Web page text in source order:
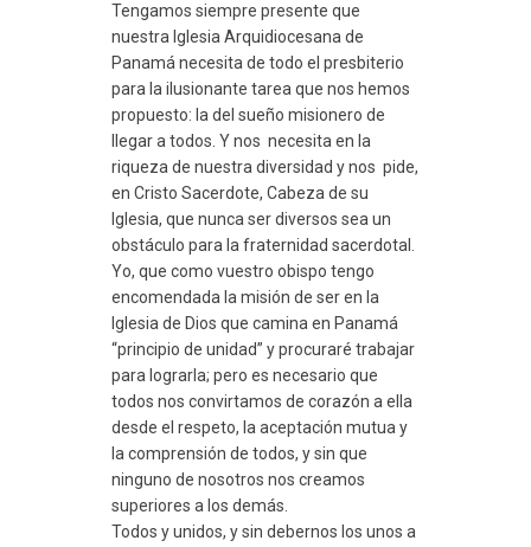
Tengamos siempre presente que
nuestra Iglesia Arquidiocesana de
Panamá necesita de todo el presbiterio
para la ilusionante tarea que nos hemos
propuesto: la del sueño misionero de
llegar a todos. Y nos necesita en la
riqueza de nuestra diversidad y nos pide,
en Cristo Sacerdote, Cabeza de su
Iglesia, que nunca ser diversos sea un
obstáculo para la fraternidad sacerdotal.
Yo, que como vuestro obispo tengo
encomendada la misión de ser en la
Iglesia de Dios que camina en Panamá
“principio de unidad” y procuraré trabajar
para lograrla; pero es necesario que
todos nos convirtamos de corazón a ella
desde el respeto, la aceptación mutua y
la comprensión de todos, y sin que
ninguno de nosotros nos creamos
superiores a los demás.
Todos y unidos, y sin debernos los unos a